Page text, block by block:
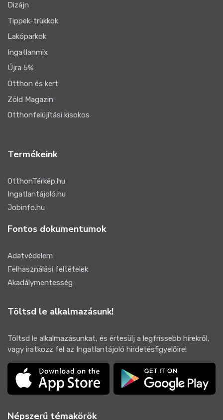
Dizájn
Tippek-trükkök
Lakóparkok
Ingatlanmix
Újra 5%
Otthon és kert
Zöld Magazin
Otthonfelújítási kisokos
Termékeink
OtthonTérkép.hu
Ingatlantájoló.hu
Jobinfo.hu
Fontos dokumentumok
Adatvédelem
Felhasználási feltételek
Akadálymentesség
Töltsd le alkalmazásunk!
Töltsd le alkalmazásunkat, és értesülj a legfrissebb hírekről,
vagy iratkozz fel az Ingatlantájoló hirdetésfigyelőire!
Népszerű témakörök